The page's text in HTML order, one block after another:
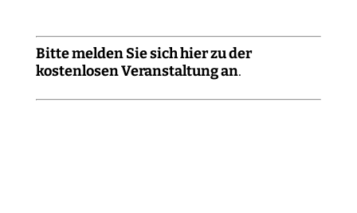
Bitte melden Sie sich hier zu der
kostenlosen Veranstaltung an.